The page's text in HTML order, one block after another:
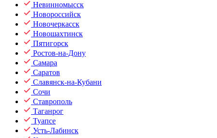
Невинномысск
Новороссийск
Новочеркасск
Новошахтинск
Пятигорск
Ростов-на-Дону
Самара
Саратов
Славянск-на-Кубани
Сочи
Ставрополь
Таганрог
Туапсе
Усть-Лабинск